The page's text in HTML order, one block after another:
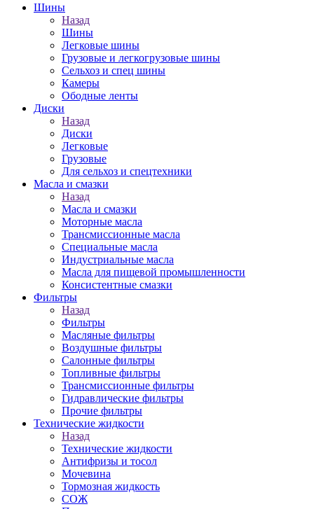
Шины
Назад
Шины
Легковые шины
Грузовые и легкогрузовые шины
Сельхоз и спец шины
Камеры
Ободные ленты
Диски
Назад
Диски
Легковые
Грузовые
Для сельхоз и спецтехники
Масла и смазки
Назад
Масла и смазки
Моторные масла
Трансмиссионные масла
Специальные масла
Индустриальные масла
Масла для пищевой промышленности
Консистентные смазки
Фильтры
Назад
Фильтры
Масляные фильтры
Воздушные фильтры
Салонные фильтры
Топливные фильтры
Трансмиссионные фильтры
Гидравлические фильтры
Прочие фильтры
Технические жидкости
Назад
Технические жидкости
Антифризы и тосол
Мочевина
Тормозная жидкость
СОЖ